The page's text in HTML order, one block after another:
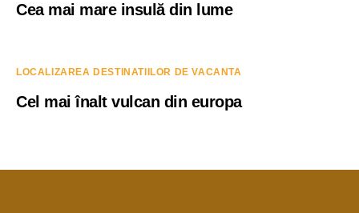
Cea mai mare insulă din lume
LOCALIZAREA DESTINATIILOR DE VACANTA
Cel mai înalt vulcan din europa